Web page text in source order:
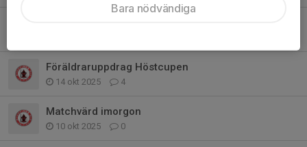
Föräldraruppdrag Höstcupen
14 okt 2025 4
Matchvärd imorgon
10 okt 2025 0
Bara nödvändiga